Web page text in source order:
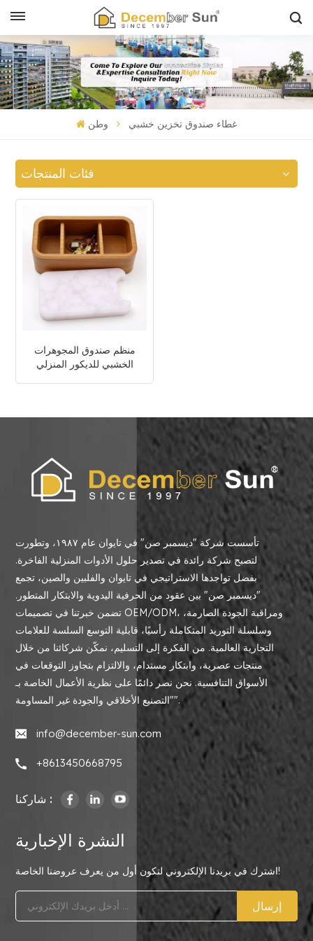
وطن غطاء صندوق تخزين خشبي
فئات المنتجات
منظم صندوق المجوهرات
الخشبي للديكور المنزلي
تأسست شركة "ديسمبر صن" في تايوان عام ١٩٨٧، وتطورت
لتصبح شركة رائدة في تصدير حلول الأدوات المنزلية الفاخرة.
بفضل تواجدها الاستراتيجي في تايوان والفلبين والصين، تجمع
"ديسمبر صن" بين عقود من الحرفية اليدوية والابتكار المتطور.
تضمن خبرتنا في تصميمات OEM/ODM، ومراقبة الجودة الصارمة،
وسلسلة التوريد المتكاملة رأسيًا، قابلية التوسع السلسة للعلامات
التجارية العالمية. من الفكرة إلى التسليم، نمكّن شركائنا من خلال
منتجات عصرية، وابتكار مستدام، والالتزام بتجاوز التوقعات في
الأسواق التنافسية. نحن نصر دائمًا على نظرية الأعمال الخاصة بـ
"التصنيع الأخلاقي والجودة غير المساومة".
info@december-sun.com
+8613450668795
شاركنا :
النشرة الإخبارية
اشترك في بريدنا الإلكتروني لتكون أول من يعرف عروضنا الخاصة!
إرسال